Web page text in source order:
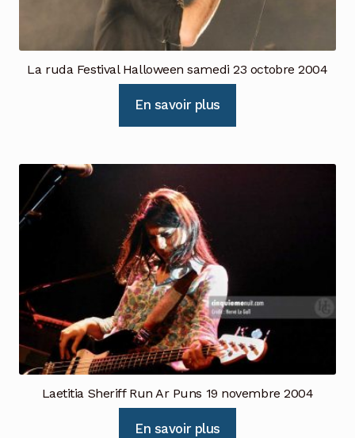
La ruda Festival Halloween samedi 23 octobre 2004
En savoir plus
Laetitia Sheriff Run Ar Puns 19 novembre 2004
En savoir plus